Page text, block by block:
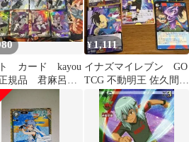
カード kayou
規品 君麻呂、
、次郎坊 UR
¥1,111
イナズマイレブン GO
TCG 不動明王 佐久間次
郎カードセット